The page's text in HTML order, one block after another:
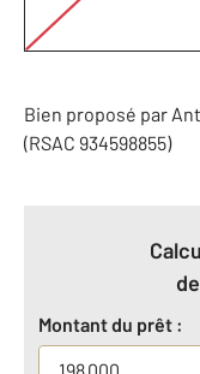
Bien proposé par
(RSAC 934598855)
Montant du prêt :